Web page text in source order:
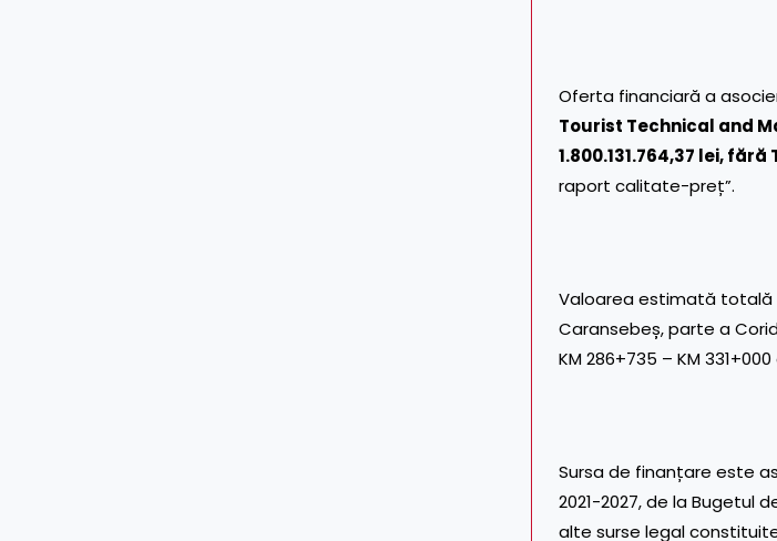
Oferta financiară a
Tourist Technical and
1.800.131.764,37 lei, fără
raport calitate-preț”.
Valoarea estimată totală
Caransebeș, parte a
KM 286+735 – KM
Sursa de finanțare este
2021-2027, de la Bugetul
alte surse legal